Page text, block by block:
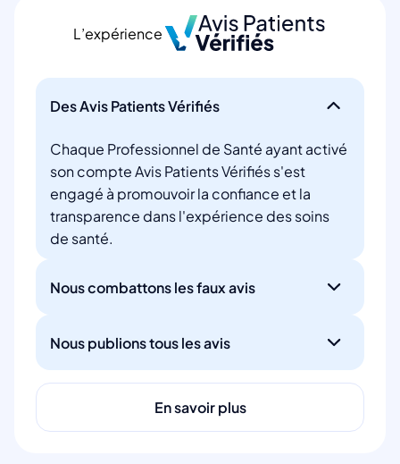
L’expérience
Des Avis Patients Vérifiés
Chaque Professionnel de Santé ayant activé
son compte Avis Patients Vérifiés s'est
engagé à promouvoir la confiance et la
transparence dans l'expérience des soins
de santé.
Nous combattons les faux avis
Nous publions tous les avis
En savoir plus